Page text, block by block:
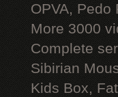
OPVA,
More 3000
Complete
Sibirian
Kids Box,